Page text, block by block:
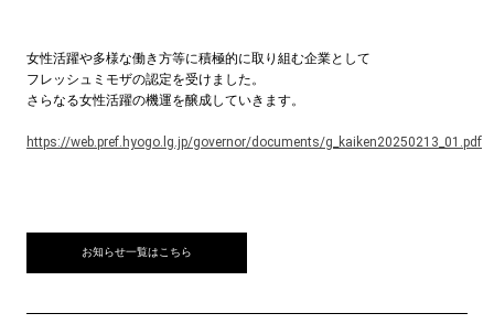
女性活躍や多様な働き方等に積極的に取り組む企業として
フレッシュミモザの認定を受けました。
さらなる女性活躍の機運を醸成していきます。
https://web.pref.hyogo.lg.jp/governor/documents/g_kaiken20250213_01.pdf
お知らせ一覧はこちら